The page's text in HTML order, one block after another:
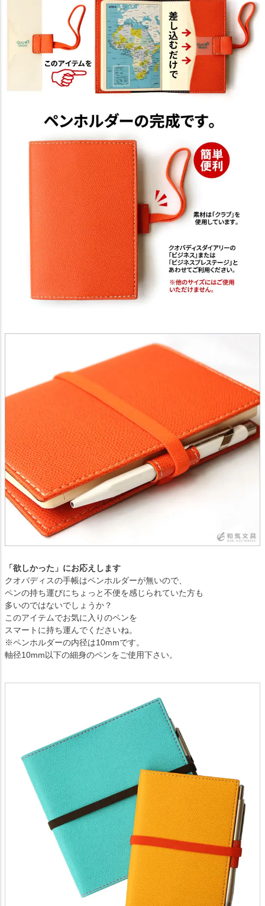
「欲しかった」にお応えします
クオバディスの手帳はペンホルダーが無いので、
ペンの持ち運びにちょっと不便を感じられていた方も
多いのではないでしょうか？
このアイテムでお気に入りのペンを
スマートに持ち運んでくださいね。
※ペンホルダーの内径は10mmです。
軸径10mm以下の細身のペンをご使用下さい。